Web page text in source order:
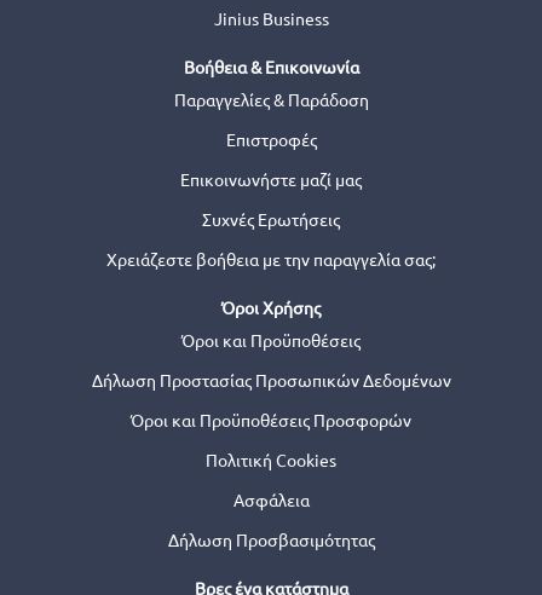
Jinius Business
Βοήθεια & Επικοινωνία
Παραγγελίες & Παράδοση
Επιστροφές
Επικοινωνήστε μαζί μας
Συχνές Ερωτήσεις
Χρειάζεστε βοήθεια με την παραγγελία σας;
Όροι Χρήσης
Όροι και Προϋποθέσεις
Δήλωση Προστασίας Προσωπικών Δεδομένων
Όροι και Προϋποθέσεις Προσφορών
Πολιτική Cookies
Ασφάλεια
Δήλωση Προσβασιμότητας
Βρες ένα κατάστημα